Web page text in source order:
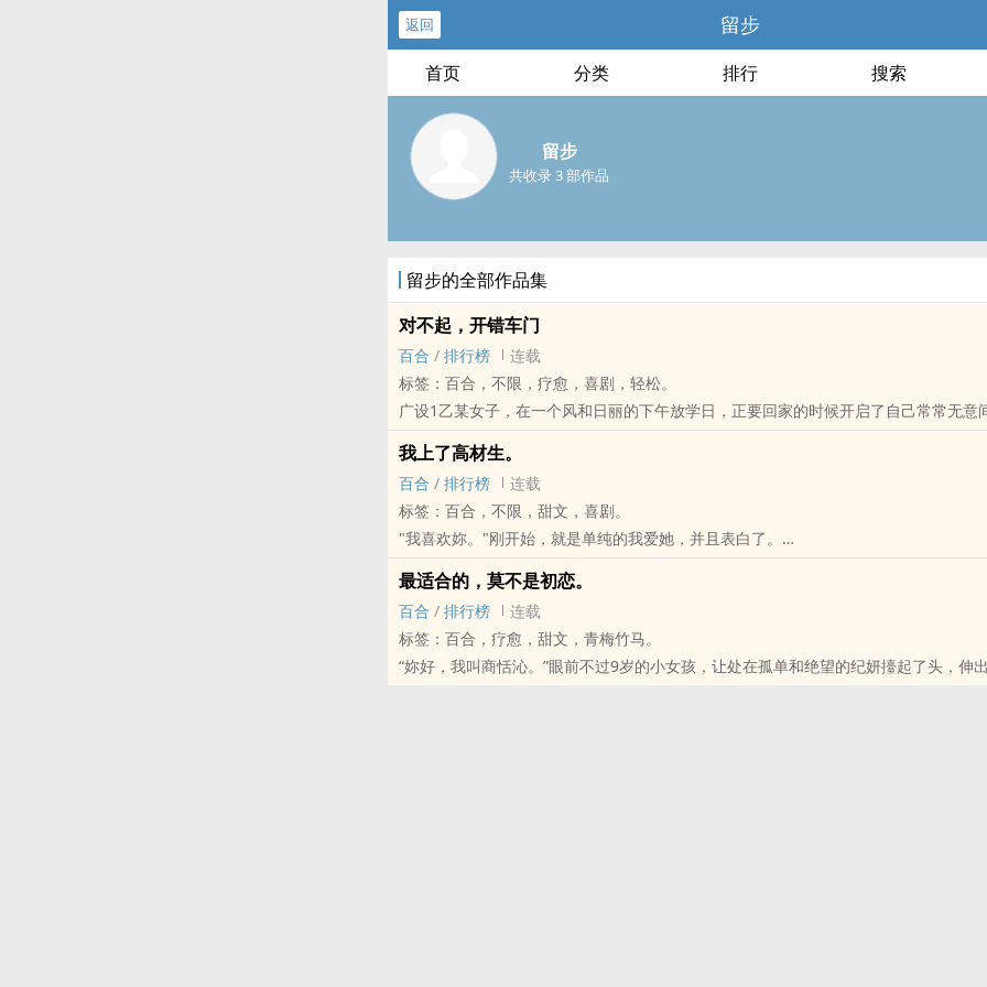
返回 留步
首页 分类 排行 搜索
留步
共收录 3 部作品
留步的全部作品集
对不起，开错车门
百合 / 排行榜
连载
标签：百合，不限，疗愈，喜剧，轻松。
广设1乙某女子，在一个风和日丽的下午放学日，正要回家的时候开启了自己常常无意
空气凝结了三秒钟。
"对ˋ不起我开错车门了。"广设1乙某女尴尬地说出这句话。
之后因缘巧合下，两人又见面，成了无话不谈的朋友。
不知道弄了多久，才在一起。
此文情有独钟，只是让人会心一笑。
此文细水长流，只是两位小家碧玉。
此文悠闲清淡，只是尴尬开场，欢喜结尾。
我上了高材生。
百合 / 排行榜
连载
标签：百合，不限，甜文，喜剧。
"我喜欢妳。"刚开始，就是单纯的我爱她，并且表白了。
正当我开始要推开她，她又把我留下来，之后，我们断联了。
我以为她封锁我的联络方式。
后来重新相遇。
这次，我不会让妳逃走了。
最适合的，莫不是初恋。
百合 / 排行榜
连载
标签：百合，疗愈，甜文，青梅竹马。
“妳好，我叫商恬沁。”眼前不过9岁的小女孩，让处在孤单和绝望的纪妍擡起了头，伸